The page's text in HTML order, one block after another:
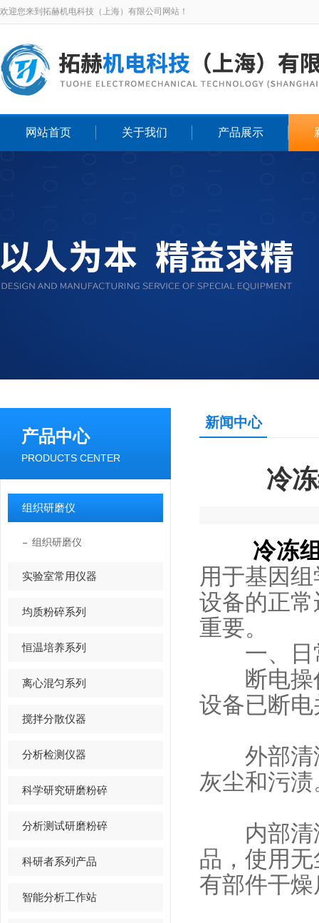
欢迎您来到拓赫机电科技（上海）有限公司网站！
网站首页 关于我们 产品展示
产品中心
PRODUCTS CENTER
组织研磨仪
组织研磨仪
实验室常用仪器
均质粉碎系列
恒温培养系列
离心混匀系列
搅拌分散仪器
分析检测仪器
科学研究研磨粉碎
分析测试研磨粉碎
科研者系列产品
智能分析工作站
新闻中心
冷
冷冻
用于基因
设备的正
重要。
一、日
断电操作
设备已断
外部清洁
灰尘和污
内部清洁
品，使用
有部件干